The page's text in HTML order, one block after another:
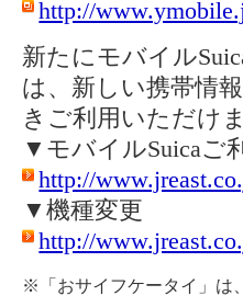
http://
新たにモバイル
は、新しい携帯情
きご利用いただけま
▼モバイルSuicaご
http://
▼機種変更
http://
※「おサイフケータイ」は